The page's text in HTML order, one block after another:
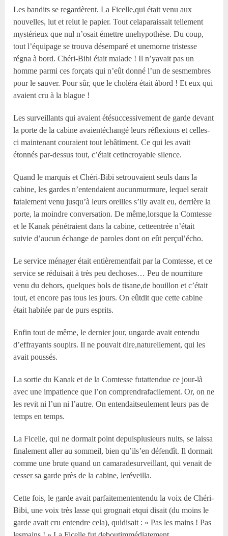
Les bandits se regardèrent. La Ficelle,qui était venu aux
nouvelles, lut et relut le papier. Tout celaparaissait tellement
mystérieux que nul n’osait émettre unehypothèse. Du coup,
tout l’équipage se trouva désemparé et unemorne tristesse
régna à bord. Chéri-Bibi était malade ! Il n’yavait pas un
homme parmi ces forçats qui n’eût donné l’un de sesmembres
pour le sauver. Pour sûr, que le choléra était àbord ! Et eux qui
avaient cru à la blague !
Les surveillants qui avaient étésuccessivement de garde devant
la porte de la cabine avaientéchangé leurs réflexions et celles-
ci maintenant couraient tout lebâtiment. Ce qui les avait
étonnés par-dessus tout, c’était cetincroyable silence.
Quand le marquis et Chéri-Bibi setrouvaient seuls dans la
cabine, les gardes n’entendaient aucunmurmure, lequel serait
fatalement venu jusqu’à leurs oreilles s’ily avait eu, derrière la
porte, la moindre conversation. De même,lorsque la Comtesse
et le Kanak pénétraient dans la cabine, cetteentrée n’était
suivie d’aucun échange de paroles dont on eût perçul’écho.
Le service ménager était entièrementfait par la Comtesse, et ce
service se réduisait à très peu dechoses… Peu de nourriture
venu du dehors, quelques bols de tisane,de bouillon et c’était
tout, et encore pas tous les jours. On eûtdit que cette cabine
était habitée par de purs esprits.
Enfin tout de même, le dernier jour, ungarde avait entendu
d’effrayants soupirs. Il ne pouvait dire,naturellement, qui les
avait poussés.
La sortie du Kanak et de la Comtesse futattendue ce jour-là
avec une impatience que l’on comprendrafacilement. Or, on ne
les revit ni l’un ni l’autre. On entendaitseulement leurs pas de
temps en temps.
La Ficelle, qui ne dormait point depuisplusieurs nuits, se laissa
finalement aller au sommeil, bien qu’ils’en défendît. Il dormait
comme une brute quand un camaradesurveillant, qui venait de
cesser sa garde près de la cabine, leréveilla.
Cette fois, le garde avait parfaitemententendu la voix de Chéri-
Bibi, une voix très lasse qui grognait etqui disait (du moins le
garde avait cru entendre cela), quidisait : « Pas les mains ! Pas